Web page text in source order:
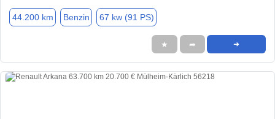
44.200 km Benzin 67 kw (91 PS)
★ ➦ ➜